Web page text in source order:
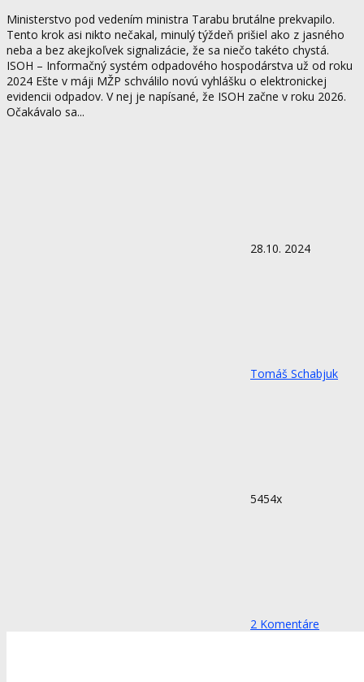
Ministerstvo pod vedením ministra Tarabu brutálne prekvapilo.
Tento krok asi nikto nečakal, minulý týždeň prišiel ako z jasného
neba a bez akejkoľvek signalizácie, že sa niečo takéto chystá.
ISOH – Informačný systém odpadového hospodárstva už od roku
2024 Ešte v máji MŽP schválilo novú vyhlášku o elektronickej
evidencii odpadov. V nej je napísané, že ISOH začne v roku 2026.
Očakávalo sa...
28.10. 2024
Tomáš Schabjuk
5454x
2 Komentáre